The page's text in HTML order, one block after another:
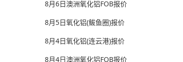
8月6日澳洲氧化铝FOB报价
8月5日氧化铝(鲅鱼圈)报价
8月4日氧化铝(连云港)报价
8月4日澳洲氧化铝FOB报价